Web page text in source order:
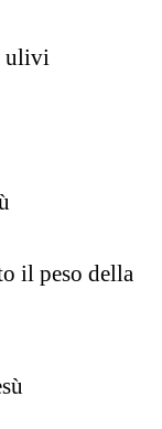
ulivi
il peso della